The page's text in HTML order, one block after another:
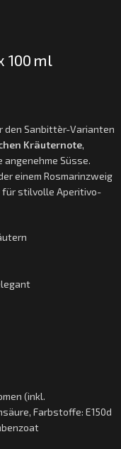
100 ml
Sanbittèr-Varianten
Kräuternote,
Süsse.
einem Rosmarinzweig
für stilvolle Aperitivo-
(inkl.
Farbstoffe: E150d